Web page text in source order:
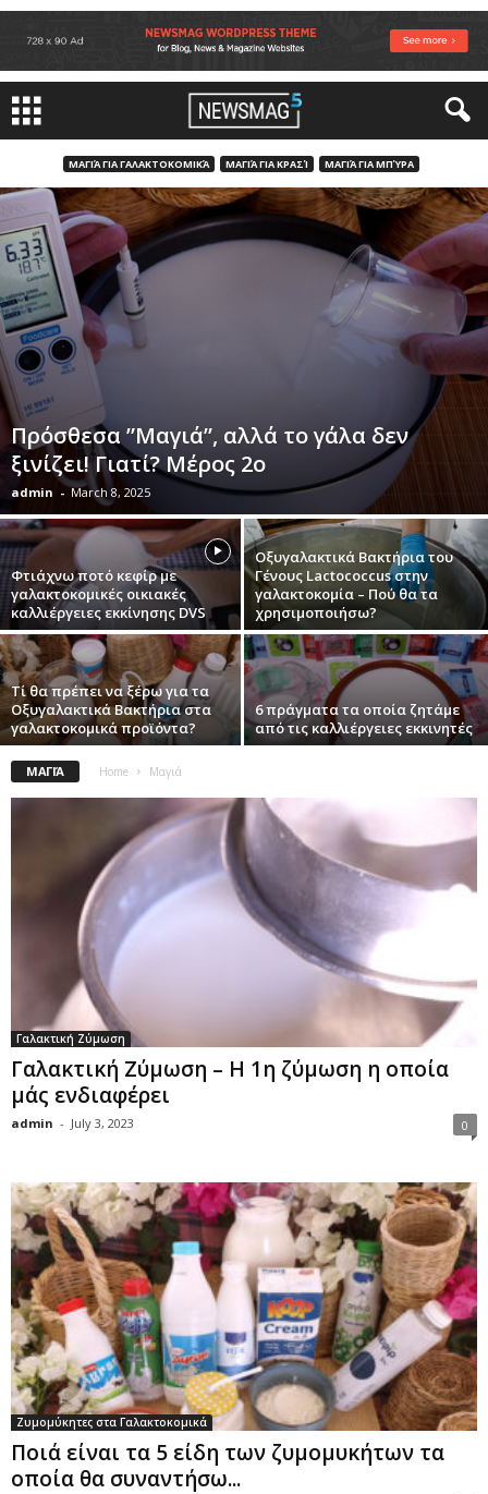
ΜΑΓΙΆ ΓΙΑ ΓΑΛΑΚΤΟΚΟΜΙΚΆ ΜΑΓΙΆ ΓΙΑ ΚΡΑΣΊ ΜΑΓΙΆ ΓΙΑ ΜΠΎΡΑ
Πρόσθεσα ”Μαγιά”, αλλά το γάλα δεν
ξινίζει! Γιατί? Μέρος 2ο
admin - March 8, 2025
Φτιάχνω ποτό κεφίρ με
γαλακτοκομικές οικιακές
καλλιέργειες εκκίνησης DVS
Οξυγαλακτικά Βακτήρια του
Γένους Lactococcus στην
γαλακτοκομία – Πού θα τα
χρησιμοποιήσω?
Τί θα πρέπει να ξέρω για τα
Οξυγαλακτικά Βακτήρια στα
γαλακτοκομικά προϊόντα?
6 πράγματα τα οποία ζητάμε
από τις καλλιέργειες εκκινητές
ΜΑΓΙΆ Home Μαγιά
Γαλακτική Ζύμωση
Γαλακτική Ζύμωση – Η 1η ζύμωση η οποία
μάς ενδιαφέρει
admin - July 3, 2023 0
Ζυμομύκητες στα Γαλακτοκομικά
Ποιά είναι τα 5 είδη των ζυμομυκήτων τα
οποία θα συναντήσω...